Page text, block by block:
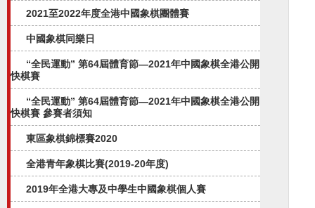
2021至2022年度全港中國象棋團體賽
中國象棋同樂日
“全民運動” 第64屆體育節—2021年中國象棋全港公開
快棋賽
“全民運動” 第64屆體育節—2021年中國象棋全港公開
快棋賽 參賽者須知
東區象棋錦標賽2020
全港青年象棋比賽(2019-20年度)
2019年全港大專及中學生中國象棋個人賽